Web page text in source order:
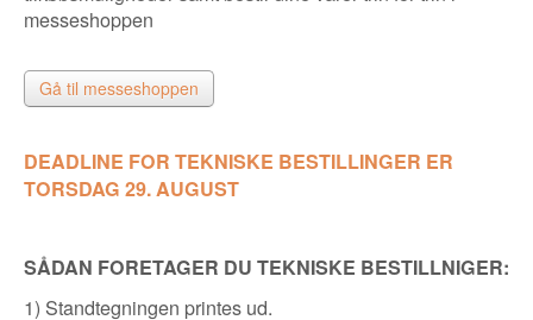
messeshoppen
Gå til messeshoppen
DEADLINE FOR TEKNISKE BESTILLINGER ER
TORSDAG 29. AUGUST
SÅDAN FORETAGER DU TEKNISKE BESTILLNIGER:
1) Standtegningen printes ud.